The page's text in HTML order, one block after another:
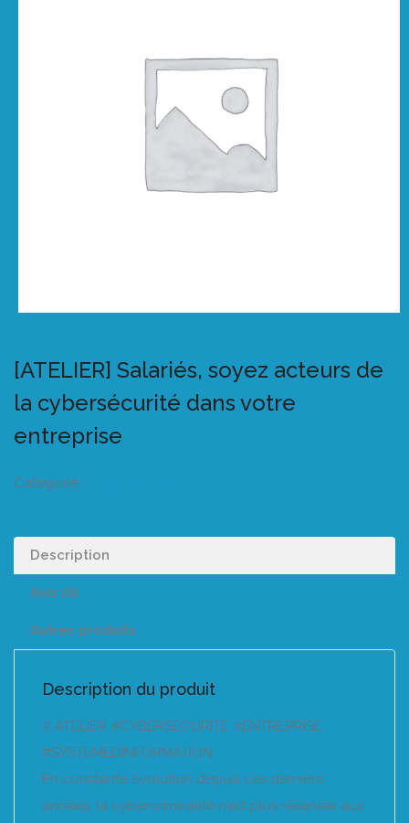
[ATELIER] Salariés, soyez acteurs de
la cybersécurité dans votre
entreprise
Catégorie :
Description
Avis (0)
Autres produits
Description du produit
# ATELIER #CYBERSECURITE #ENTREPRISE
#SYSTEMEDINFORMATION
En constante évolution depuis ces dernière
années, la cybercriminalité n’est plus réservée aux